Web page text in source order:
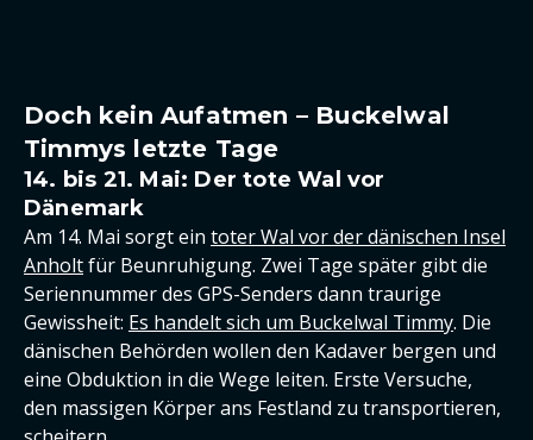
Doch kein Aufatmen – Buckelwal
Timmys letzte Tage
14. bis 21. Mai: Der tote Wal vor
Dänemark
Am 14. Mai sorgt ein toter Wal vor der dänischen Insel
Anholtfür Beunruhigung. Zwei Tage später gibt die
Seriennummer des GPS-Senders dann traurige
Gewissheit: Es handelt sich um Buckelwal Timmy. Die
dänischen Behörden wollen den Kadaver bergen und
eine Obduktion in die Wege leiten. Erste Versuche,
den massigen Körper ans Festland zu transportieren,